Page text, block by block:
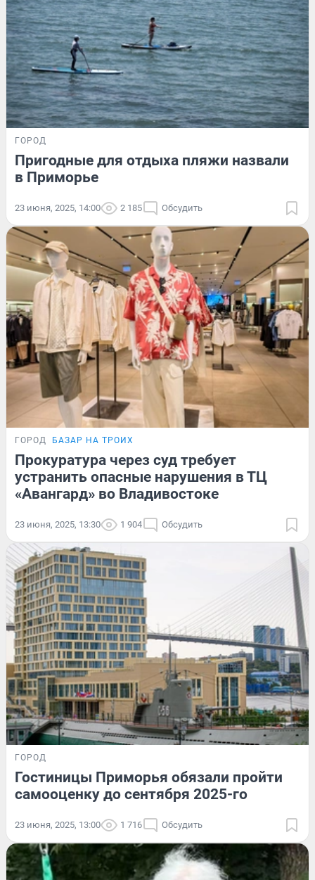
ГОРОД
Пригодные для отдыха пляжи назвали
в Приморье
23 июня, 2025, 14:00 2 185 Обсудить
ГОРОД БАЗАР НА ТРОИХ
Прокуратура через суд требует
устранить опасные нарушения в ТЦ
«Авангард» во Владивостоке
23 июня, 2025, 13:30 1 904 Обсудить
ГОРОД
Гостиницы Приморья обязали пройти
самооценку до сентября 2025-го
23 июня, 2025, 13:00 1 716 Обсудить